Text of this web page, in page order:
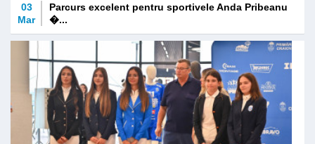
03
Mar
Parcurs excelent pentru sportivele Anda Pribeanu
�...